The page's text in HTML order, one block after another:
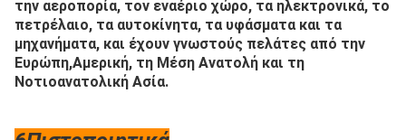
πετρέλαιο, τα αυτοκίνητα, τα υφάσματα και τα
μηχανήματα, και έχουν γνωστούς πελάτες από την
Ευρώπη,Αμερική, τη Μέση Ανατολή και τη
Νοτιοανατολική Ασία.
6Πιστοποιητικά